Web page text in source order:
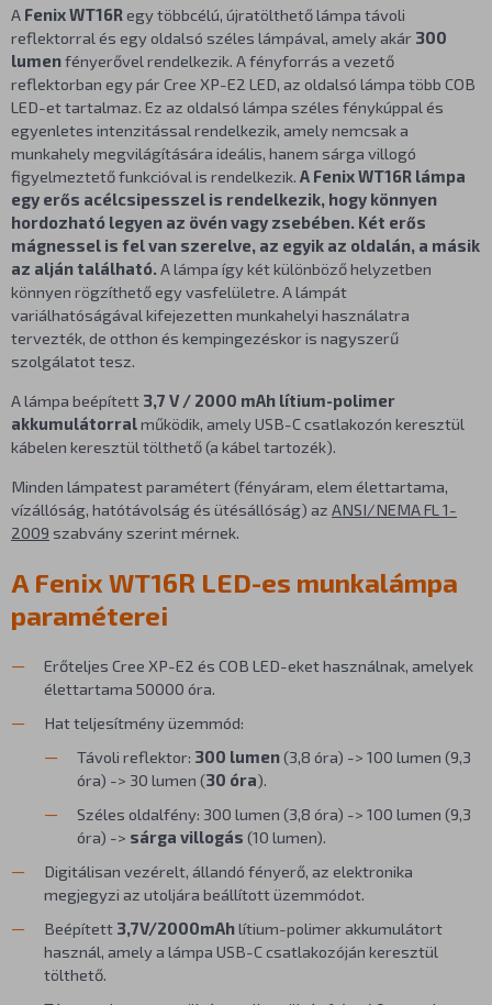
A Fenix WT16Regy többcélú, újratölthető lámpa távoli
reflektorral és egy oldalsó széles lámpával, amely akár 300
lumenfényerővel rendelkezik. A fényforrás a vezető
reflektorban egy pár Cree XP-E2 LED, az oldalsó lámpa több COB
LED-et tartalmaz. Ez az oldalsó lámpa széles fénykúppal és
egyenletes intenzitással rendelkezik, amely nemcsak a
munkahely megvilágítására ideális, hanem sárga villogó
figyelmeztető funkcióval is rendelkezik. A Fenix WT16R lámpa
egy erős acélcsipesszel is rendelkezik, hogy könnyen
hordozható legyen az övén vagy zsebében. Két erős
mágnessel is fel van szerelve, az egyik az oldalán, a másik
az alján található.A lámpa így két különböző helyzetben
könnyen rögzíthető egy vasfelületre. A lámpát
variálhatóságával kifejezetten munkahelyi használatra
tervezték, de otthon és kempingezéskor is nagyszerű
szolgálatot tesz.
A lámpa beépített 3,7 V / 2000 mAh lítium-polimer
akkumulátorralműködik, amely USB-C csatlakozón keresztül
kábelen keresztül tölthető (a kábel tartozék).
Minden lámpatest paramétert (fényáram, elem élettartama,
vízállóság, hatótávolság és ütésállóság) az ANSI/NEMA FL 1-
2009 szabvány szerint mérnek.
A Fenix WT16R LED-es munkalámpa
paraméterei
Erőteljes Cree XP-E2 és COB LED-eket használnak, amelyek
élettartama 50000 óra.
Hat teljesítmény üzemmód:
Távoli reflektor: 300 lumen(3,8 óra) -> 100 lumen (9,3
óra) -> 30 lumen (30 óra).
Széles oldalfény: 300 lumen (3,8 óra) -> 100 lumen (9,3
óra) -> sárga villogás (10 lumen).
Digitálisan vezérelt, állandó fényerő, az elektronika
megjegyzi az utoljára beállított üzemmódot.
Beépített 3,7V/2000mAhlítium-polimer akkumulátort
használ, amely a lámpa USB-C csatlakozóján keresztül
tölthető.